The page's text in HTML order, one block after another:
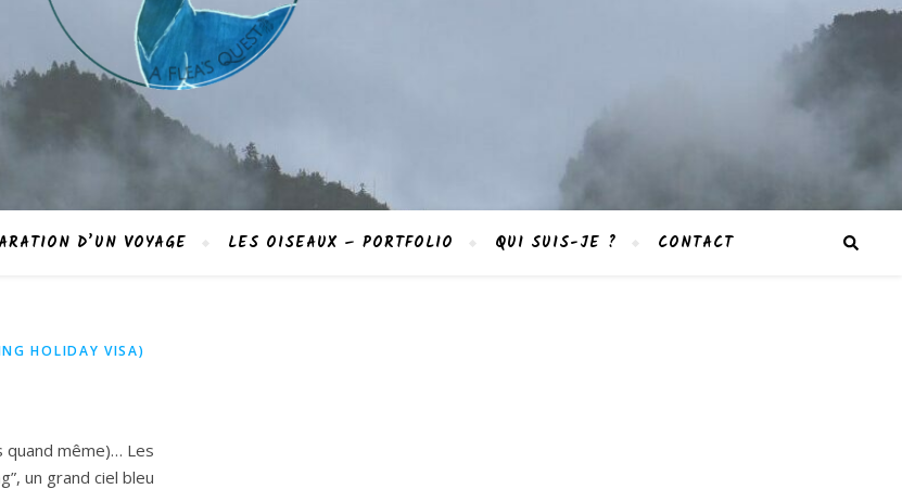
D’UN VOYAGE LES OISEAUX – PORTFOLIO QUI SUIS-JE ? CONTACT
HOLIDAY VISA)
quand même)… Les
un grand ciel bleu